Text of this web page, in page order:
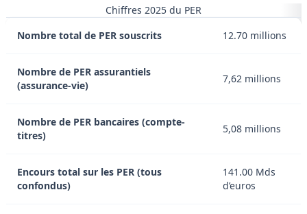
Chiffres 2025 du PER
Nombre total de PER souscrits
12.70 millions
Nombre de PER assurantiels
(assurance-vie)
7,62 millions
Nombre de PER bancaires (compte-
titres)
5,08 millions
Encours total sur les PER (tous
confondus)
141.00 Mds
d’euros